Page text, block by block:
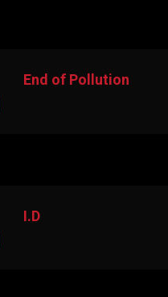
End of Pollution
I.D